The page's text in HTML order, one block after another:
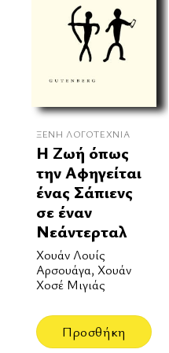
ΞΈΝΗ ΛΟΓΟΤΕΧΝΊΑ
Η Ζωή όπως
την Αφηγείται
ένας Σάπιενς
σε έναν
Νεάντερταλ
Χουάν Λουίς
Αρσουάγα, Χουάν
Χοσέ Μιγιάς
Προσθήκη